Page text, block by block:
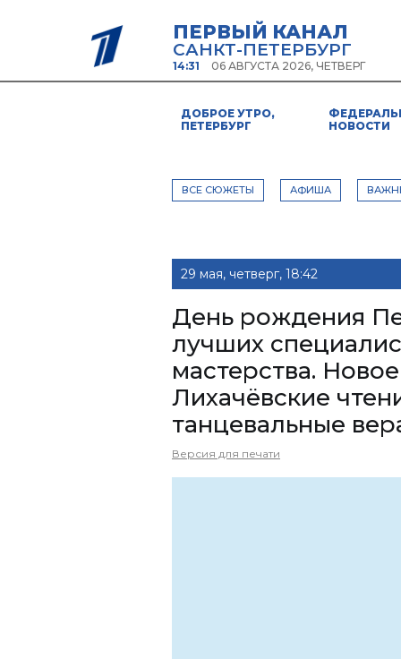
ПЕРВЫЙ КАНАЛ
САНКТ-ПЕТЕРБУРГ
14:31 06 АВГУСТА 2026, ЧЕТВЕРГ
ДОБРОЕ УТРО,
ПЕТЕРБУРГ
НОВОСТИ
ВСЕ СЮЖЕТЫ АФИША
29 мая, четверг, 18:42
День рождения
лучших
мастерства.
Лихачёвские
танцевальные
Версия для печати